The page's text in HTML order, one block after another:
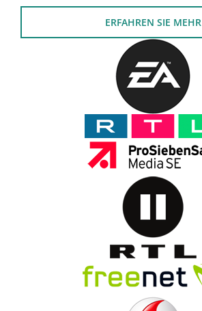
ERFAHREN SIE MEHR